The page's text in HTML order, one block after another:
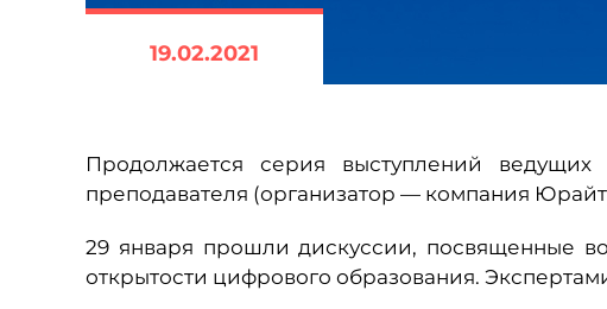
19.02.2021
Продолжается серия выступлений
преподавателя (организатор — компания
29 января прошли дискуссии, посвященные
открытости цифрового образования.